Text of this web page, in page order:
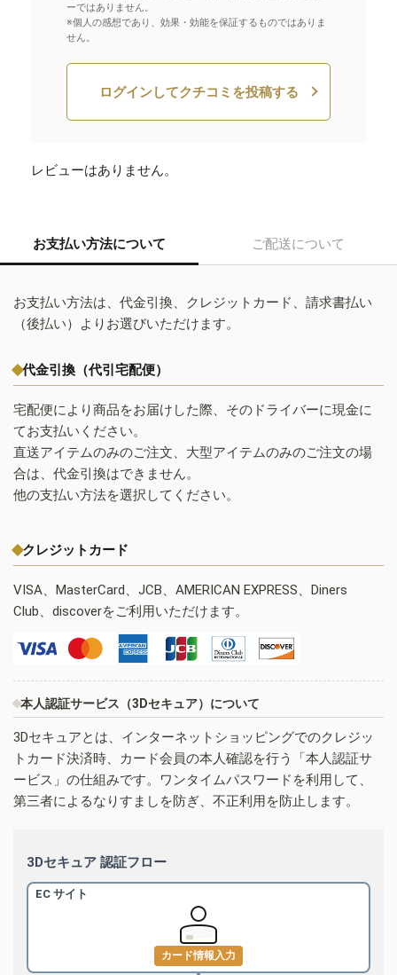
ーではありません。
※個人の感想であり、効果・効能を保証するものではありま
せん。
ログインしてクチコミを投稿する
レビューはありません。
お支払い方法について ご配送について
お支払い方法は、代金引換、クレジットカード、請求書払い
（後払い）よりお選びいただけます。
代金引換（代引宅配便）
宅配便により商品をお届けした際、そのドライバーに現金に
てお支払いください。
直送アイテムのみのご注文、大型アイテムのみのご注文の場
合は、代金引換はできません。
他の支払い方法を選択してください。
クレジットカード
VISA、MasterCard、JCB、AMERICAN EXPRESS、Diners
Club、discoverをご利用いただけます。
本人認証サービス（3Dセキュア）について
3Dセキュアとは、インターネットショッピングでのクレジッ
トカード決済時、カード会員の本人確認を行う「本人認証サ
ービス」の仕組みです。ワンタイムパスワードを利用して、
第三者によるなりすましを防ぎ、不正利用を防止します。
3Dセキュア 認証フロー
EC サイト
カード情報入力